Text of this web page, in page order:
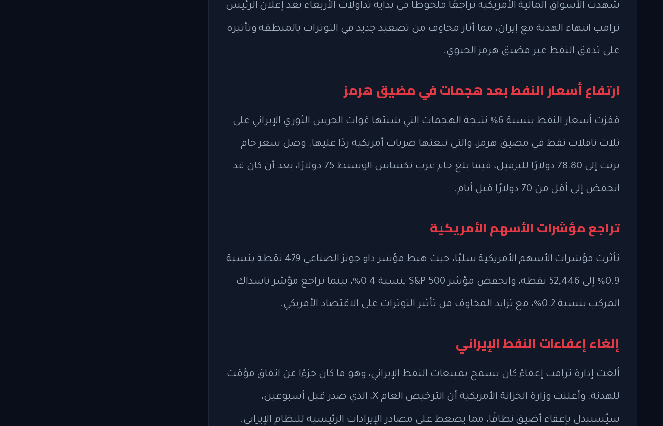
شهدت الأسواق المالية الأمريكية تراجعًا ملحوظًا في بداية تداولات الأربعاء بعد إعلان الرئيس
ترامب انتهاء الهدنة مع إيران، مما أثار مخاوف من تصعيد جديد في التوترات بالمنطقة وتأثيره
على تدفق النفط عبر مضيق هرمز الحيوي.
ارتفاع أسعار النفط بعد هجمات في مضيق هرمز
قفزت أسعار النفط بنسبة 6% نتيجة الهجمات التي شنتها قوات الحرس الثوري الإيراني على
ثلاث ناقلات نفط في مضيق هرمز، والتي تبعتها ضربات أمريكية ردًا عليها. وصل سعر خام
برنت إلى 78.80 دولارًا للبرميل، فيما بلغ خام غرب تكساس الوسيط 75 دولارًا، بعد أن كان قد
انخفض إلى أقل من 70 دولارًا قبل أيام.
تراجع مؤشرات الأسهم الأمريكية
تأثرت مؤشرات الأسهم الأمريكية سلبًا، حيث هبط مؤشر داو جونز الصناعي 479 نقطة بنسبة
0.9% إلى 52,446 نقطة، وانخفض مؤشر S&P 500 بنسبة 0.4%، بينما تراجع مؤشر ناسداك
المركب بنسبة 0.2%، مع تزايد المخاوف من تأثير التوترات على الاقتصاد الأمريكي.
إلغاء إعفاءات النفط الإيراني
ألغت إدارة ترامب إعفاءً كان يسمح بمبيعات النفط الإيراني، وهو ما كان جزءًا من اتفاق مؤقت
للهدنة. وأعلنت وزارة الخزانة الأمريكية أن الترخيص العام X، الذي صدر قبل أسبوعين،
سيُستبدل بإعفاء أضيق نطاقًا، مما يضغط على مصادر الإيرادات الرئيسية للنظام الإيراني.